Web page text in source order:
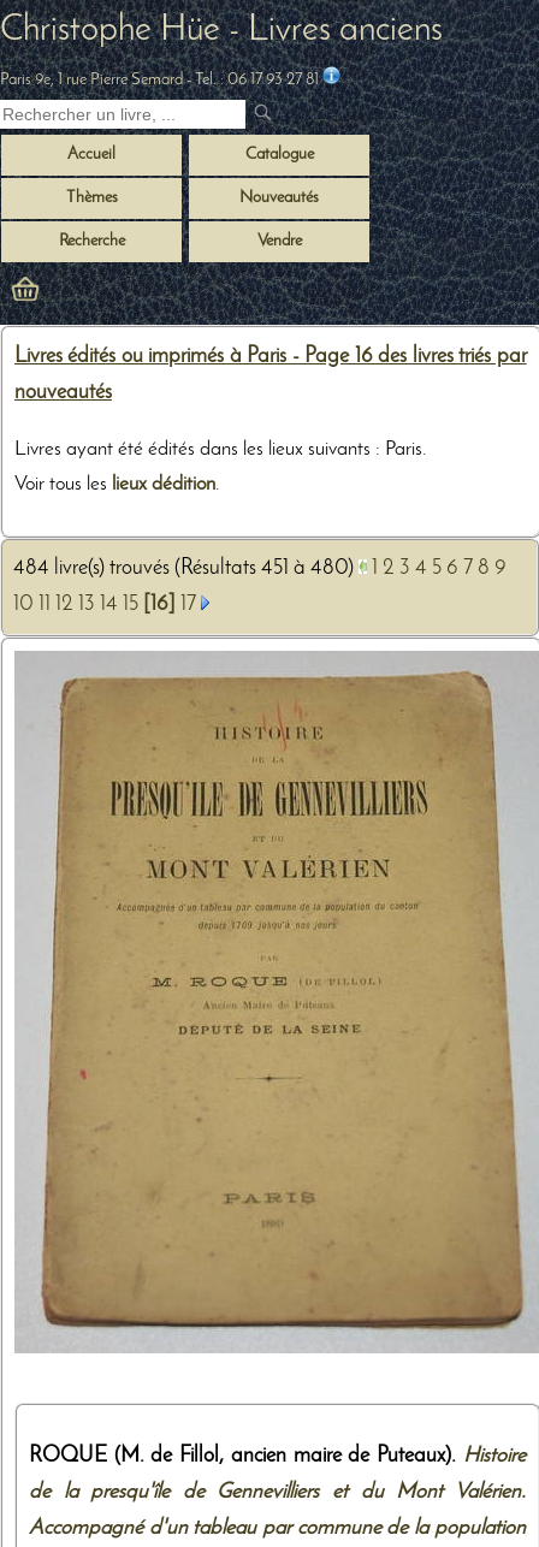
Christophe Hüe - Livres anciens
Paris 9e, 1 rue Pierre Semard- Tel. :06 17 93 27 81
Accueil Catalogue
Thèmes Nouveautés
Recherche Vendre
Livres édités ou imprimés à Paris - Page 16 des livres triés par
nouveautés
Livres ayant été édités dans les lieux suivants : Paris.
Voir tous les lieux dédition.
484 livre(s) trouvés (Résultats 451 à 480) 2 3 4 5 6 7 8 9
10
12 13 14 15 [16] 17
ROQUE (M. de Fillol, ancien maire de Puteaux). Histoire
de la presqu'île de Gennevilliers et du Mont Valérien.
Accompagné d'un tableau par commune de la population